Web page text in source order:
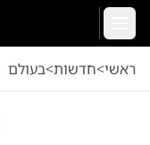
דלג לתוכן הראשי
ראשי<חדשות<בעולם